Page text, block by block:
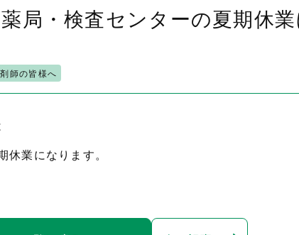
局・検査センターの夏期休
師の皆様へ
業になります。